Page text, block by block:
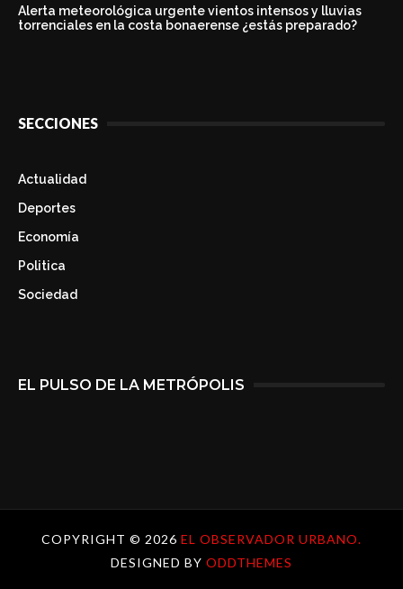
Alerta meteorológica urgente vientos intensos y lluvias
torrenciales en la costa bonaerense ¿estás preparado?
SECCIONES
Actualidad
Deportes
Economía
Politica
Sociedad
EL PULSO DE LA METRÓPOLIS
COPYRIGHT © 2026 EL OBSERVADOR URBANO.
DESIGNED BY ODDTHEMES